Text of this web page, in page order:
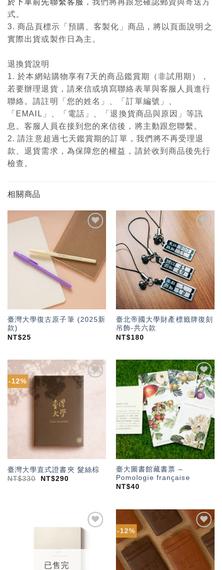
式。
3. 商品頁標示「預購、客製化」商品，將以頁面說明之
實際出貨或製作日為主。
退換貨說明
1. 於本網站購物享有7天的商品鑑賞期（非試用期），
若要辦理退貨，請來信或填寫聯絡表單與客服人員進行
聯絡。請註明「您的姓名」、「訂單編號」、
「EMAIL」、「電話」、「退換貨商品與原因」等訊
息。客服人員在接到您的來信後，將主動跟您聯繫。
2. 請注意超過七天鑑賞期的訂單，我們將不再受理退
款、退貨需求，為保障您的權益，請於收到商品後先行
檢查。
相關商品
臺灣大學復古原子筆 (2025新
款)
NT$25
單」
臺北帝國大學財產標籤牌復刻
吊飾-共六款
NT$180
-12%
臺灣大學直式證書夾 髮絲棕
NT$330 NT$290
加入
「願
望輕
單」
臺大圖書館藏書票 –
Pomologie française
NT$40
已售完
-12%
加入
「願
望輕
單」